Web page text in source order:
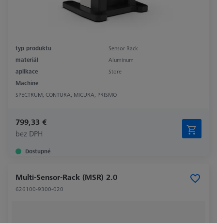
typ produktu
Sensor Rack
materiál
Aluminum
aplikace
Store
Machine
SPECTRUM, CONTURA, MICURA, PRISMO
799,33 €
bez DPH
Dostupné
Multi-Sensor-Rack (MSR) 2.0
626100-9300-020